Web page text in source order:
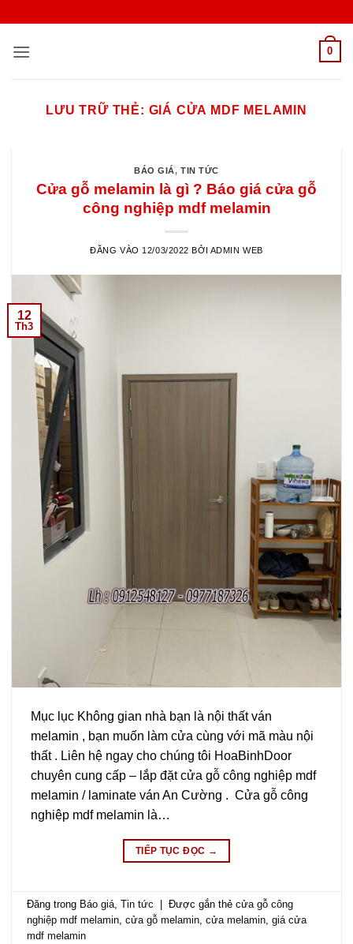
nội
0
LƯU TRỮ THẺ: GIÁ CỬA MDF MELAMIN
BÁO GIÁ,TIN TỨC
Cửa gỗ melamin là gì ? Báo giá cửa gỗ
công nghiệp mdf melamin
ĐĂNG VÀO 12/03/2022 BỞI ADMIN WEB
12
Th3
Mục lục Không gian nhà bạn là nội thất ván
melamin , bạn muốn làm cửa cùng với mã màu nội
thất . Liên hệ ngay cho chúng tôi HoaBinhDoor
chuyên cung cấp – lắp đặt cửa gỗ công nghiệp mdf
melamin / laminate ván An Cường . Cửa gỗ công
nghiệp mdf melamin là…
TIẾP TỤC ĐỌC →
Đăng trong Báo giá ,Tin tức Được gắn thẻcửa gỗ công
nghiệp mdf melamin ,cửa gỗ melamin ,cửa melamin ,giá cửa
mdf melamin